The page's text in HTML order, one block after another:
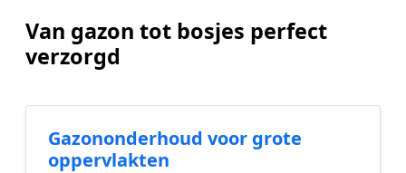
Van gazon tot bosjes perfect
verzorgd
Gazononderhoud voor grote
oppervlakten